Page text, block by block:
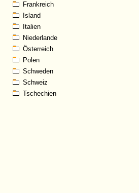
Frankreich
Island
Italien
Niederlande
Österreich
Polen
Schweden
Schweiz
Tschechien